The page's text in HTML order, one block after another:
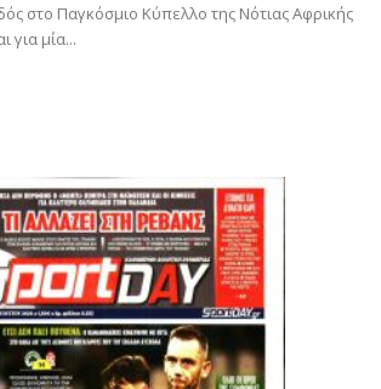
στο Παγκόσμιο Κύπελλο της Νότιας Αφρικής
για μία...